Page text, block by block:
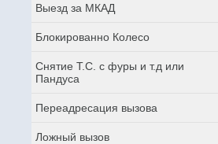
Выезд за МКАД
Блокированно Колесо
Снятие Т.С. с фуры и т.д или
Пандуса
Переадресация вызова
Ложный вызов